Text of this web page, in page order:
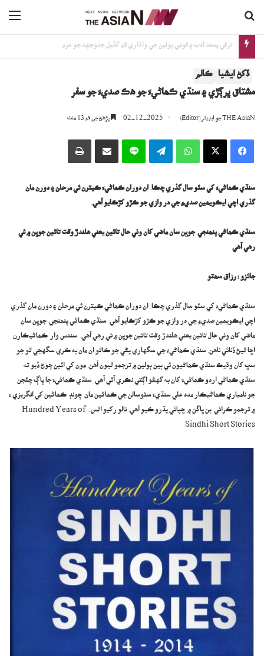
ترقي پسند ادب ۽ قومي ٻولين جي واڌاري لاءِ گڏيل جدوجهد جو عزم
ڏکڻ ايشيا ڪالم
مشتاق ڀرڳڙي ۽ سنڌي ڪھاڻيءَ جو ھڪ صديءَ جو سفر
THE AsiaN جو ايڊيٽر (Editor) 02-12-2025 پڙھڻ جي لاءِ 13 منٽ
Facebook
X
WhatsApp
Telegram
Line اي ميل وسيلي ونڊيو پرنٽ
سنڌي ڪھاڻيءَ کي سئو سال گذري چڪا. ان دوران ڪھاڻيءَ ڪيترن ئي مرحلن ۽ دورن مان
گذري اچي ايڪويھين صديءِ جي در وازي جو ڪڙو کڙڪايو آھي.
سنڌي ڪھاڻي پنھنجي جوڀن سان ماضي کان وٺي حال تائين يعني ھلندڙ وقت تائين جوڀن ۾ ئي
رھي آھي
جائزو : رزاق سھتو
سنڌي ڪھاڻيءَ کي سئو سال گذري چڪا. ان دوران ڪھاڻي ڪيترن ئي مرحلن ۽ دورن مان گذري
اچي ايڪويھين صديءِ جي در وازي جو ڪڙو کڙڪايو آھي. سنڌي ڪھاڻي پنھنجي جوڀن سان
ماضي کان وٺي حال تائين يعني ھلندڙ وقت تائين جوڀن ۾ ئي رھي آھي. سندس وار ڪھاڻيڪارن
اڇا ٿيڻ ڏنائي ناھن. سنڌي ڪھاڻيءَ جي سگهاري پڻي جو ڪاٿو ان مان به ڪري سگهجي ٿو جو
سڀ کان وڌيڪ سنڌي ڪھاڻيون ئي ٻين ٻولين ۾ ترجمو ٿيون آھن. مون کي ائين چوڻ ڏيو ته
سنڌي ڪھاڻي اردو ڪھاڻيءَ کان به گهڻو اڳتي نڪري آئي آھي. سنڌي ڪھاڻيءَ جا ڀاڳ چئجن
جو نامياري ڪھاڻيڪار مدد علي سنڌيءَ سئوسالن جي ڪھاڻين مان چونڊ ڪھاڻين کي انگريزي ءَ
۾ ترجمو ڪرائي ٻن ڀاڱن ۾ ڇپائي پڌرو ڪيو آھي. نالو رکيو اٿس . Hundred Years of
Sindhi Short Stories